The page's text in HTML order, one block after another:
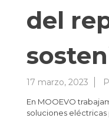
del
17 marzo, 2023
En MOOEVO
soluciones eléctricas